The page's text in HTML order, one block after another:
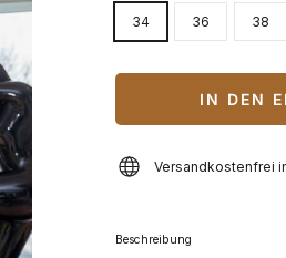
34 36 38
IN DEN
Versandkostenfrei
Beschreibung